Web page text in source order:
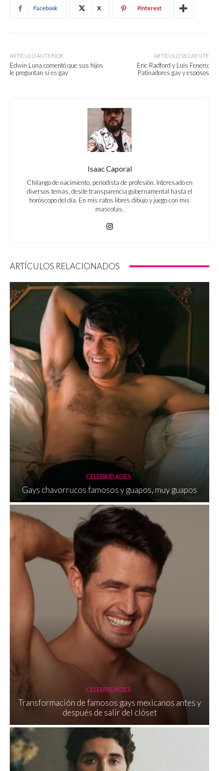
Facebook X Pinterest
ARTÍCULO ANTERIOR
Edwin Luna comentó que sus hijos
le preguntan si es gay
ARTÍCULO SIGUIENTE
Eric Radford y Luis Fenero:
Patinadores gay y esposos
Isaac Caporal
Chilango de nacimiento, periodista de profesión. Interesado en
diversos temas, desde transparencia gubernamental hasta el
horóscopo del día. En mis ratos libres dibujo y juego con mis
mascotas.
ARTÍCULOS RELACIONADOS
CELEBRIDADES
Gays chavorrucos famosos y guapos, muy guapos
CELEBRIDADES
Transformación de famosos gays mexicanos antes y
después de salir del clóset